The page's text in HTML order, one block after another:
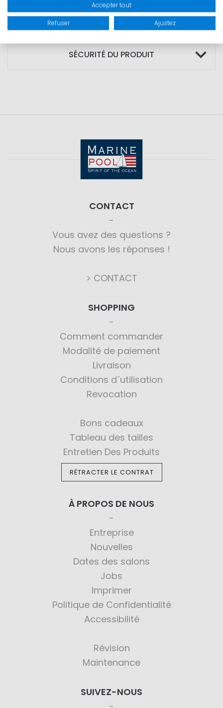
SÉCURITÉ DU PRODUIT
CONTACT
Vous avez des questions ?
Nous avons les réponses !
> CONTACT
SHOPPING
Comment commander
Modalité de paiement
Livraison
Conditions d´utilisation
Revocation
Bons cadeaux
Tableau des tailles
Entretien Des Produits
RÉTRACTER LE CONTRAT
À PROPOS DE NOUS
Entreprise
Nouvelles
Dates des salons
Jobs
Imprimer
Politique de Confidentialité
Accessibilité
Révision
Maintenance
SUIVEZ-NOUS
Accepter tout
Refuser Ajustez